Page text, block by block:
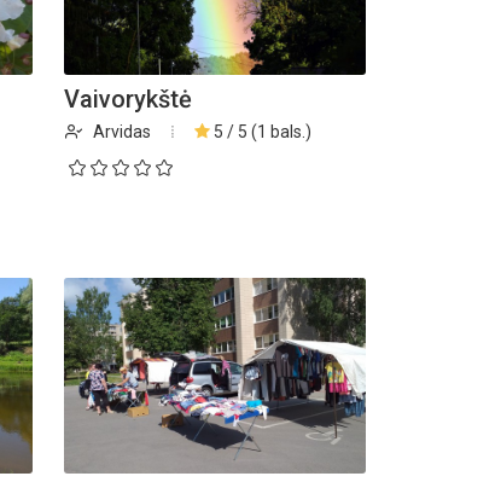
Vaivorykštė
Arvidas 5 / 5 (1 bals.)